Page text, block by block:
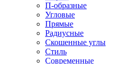
П-образные
Угловые
Прямые
Радиусные
Скошенные углы
Стиль
Современные